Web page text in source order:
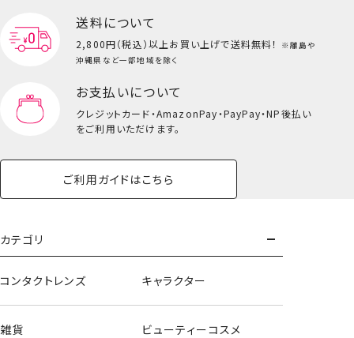
送料について
2,800円（税込）以上お買い上げで送料無料！
※離島や
沖縄県など一部地域を除く
お支払いについて
クレジットカード・AmazonPay・PayPay・NP後払い
をご利用いただけます。
ご利用ガイドはこちら
カテゴリ
コンタクトレンズ キャラクター
雑貨 ビューティーコスメ